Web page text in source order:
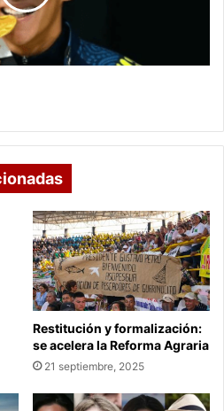
Restitución y formalización:
se acelera la Reforma Agraria
21 septiembre, 2025